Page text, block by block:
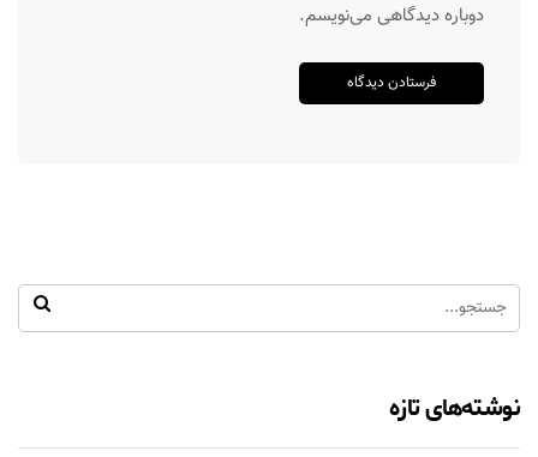
دوباره دیدگاهی می‌نویسم.
نوشته‌های تازه